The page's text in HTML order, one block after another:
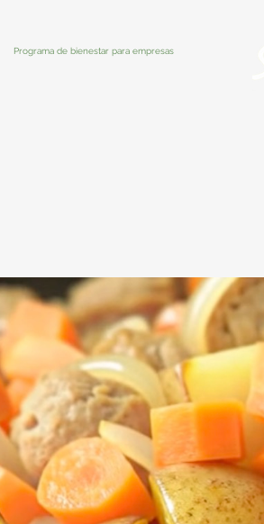
Programa de bienestar para empresas